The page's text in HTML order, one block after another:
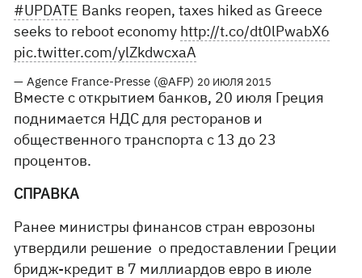
#UPDATE Banks reopen, taxes hiked as Greece
seeks to reboot economy http://t.co/dt0lPwabX6
pic.twitter.com/ylZkdwcxaA
— Agence France-Presse (@AFP) 20 ИЮЛЯ 2015
Вместе с открытием банков, 20 июля Греция
поднимается НДС для ресторанов и
общественного транспорта с 13 до 23
процентов.
СПРАВКА
Ранее министры финансов стран еврозоны
утвердили решение о предоставлении Греции
бридж-кредит в 7 миллиардов евро в июле